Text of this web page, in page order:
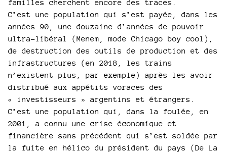
familles cherchent encore des traces.
C’est une population qui s’est payée, dans les
années 90, une douzaine d’années de pouvoir
ultra-libéral (Menem, mode Chicago boy cool),
de destruction des outils de production et des
infrastructures (en 2018, les trains
n’existent plus, par exemple) après les avoir
distribué aux appétits voraces des
« investisseurs » argentins et étrangers.
C’est une population qui, dans la foulée, en
2001, a connu une crise économique et
financière sans précédent qui s’est soldée par
la fuite en hélico du président du pays (De La